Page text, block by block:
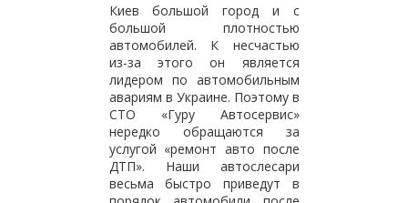
Киев большой город и с
большой плотностью
автомобилей. К несчастью
из-за этого он является
лидером по автомобильным
авариям в Украине. Поэтому в
СТО «Гуру Автосервис»
нередко обращаются за
услугой «ремонт авто после
ДТП». Наши автослесари
весьма быстро приведут в